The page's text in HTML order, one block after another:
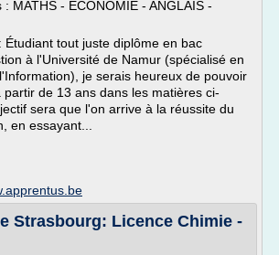
MATHS - ECONOMIE - ANGLAIS -
Étudiant tout juste diplôme en bac
à l'Université de Namur (spécialisé en
je serais heureux de pouvoir
de 13 ans dans les matières ci-
sera que l'on arrive à la réussite du
en essayant...
Strasbourg: Licence Chimie -